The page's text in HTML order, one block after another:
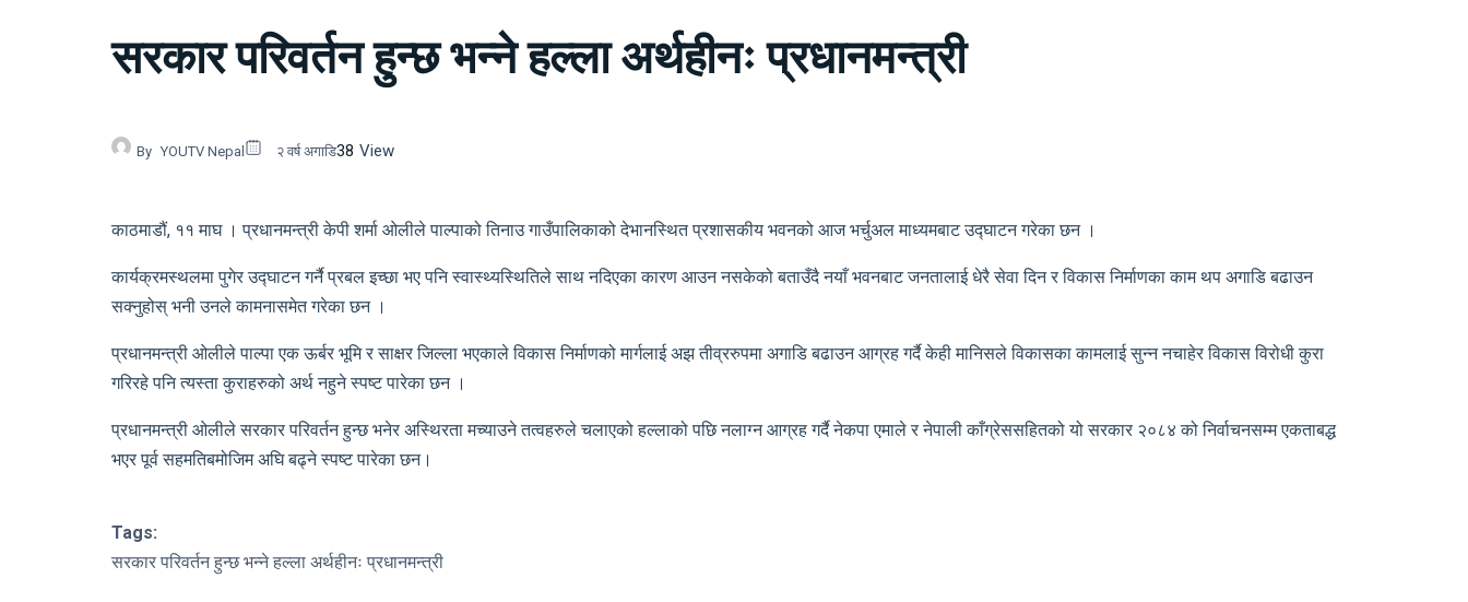
सरकार परिवर्तन हुन्छ भन्ने हल्ला अर्थहीनः प्रधानमन्त्री
By YOUTV Nepal २ वर्ष अगाडि38 View
काठमाडौं, ११ माघ । प्रधानमन्त्री केपी शर्मा ओलीले पाल्पाको तिनाउ गाउँपालिकाको देभानस्थित प्रशासकीय भवनको आज भर्चुअल माध्यमबाट उद्घाटन गरेका छन ।
कार्यक्रमस्थलमा पुगेर उद्घाटन गर्नै प्रबल इच्छा भए पनि स्वास्थ्यस्थितिले साथ नदिएका कारण आउन नसकेको बताउँदै नयाँ भवनबाट जनतालाई धेरै सेवा दिन र विकास निर्माणका काम थप अगाडि बढाउन
सक्नुहोस् भनी उनले कामनासमेत गरेका छन ।
प्रधानमन्त्री ओलीले पाल्पा एक ऊर्बर भूमि र साक्षर जिल्ला भएकाले विकास निर्माणको मार्गलाई अझ तीव्ररुपमा अगाडि बढाउन आग्रह गर्दै केही मानिसले विकासका कामलाई सुन्न नचाहेर विकास विरोधी कुरा
गरिरहे पनि त्यस्ता कुराहरुको अर्थ नहुने स्पष्ट पारेका छन ।
प्रधानमन्त्री ओलीले सरकार परिवर्तन हुन्छ भनेर अस्थिरता मच्याउने तत्वहरुले चलाएको हल्लाको पछि नलाग्न आग्रह गर्दै नेकपा एमाले र नेपाली काँग्रेससहितको यो सरकार २०८४ को निर्वाचनसम्म एकताबद्ध
भएर पूर्व सहमतिबमोजिम अघि बढ्ने स्पष्ट पारेका छन।
Tags:
सरकार परिवर्तन हुन्छ भन्ने हल्ला अर्थहीनः प्रधानमन्त्री